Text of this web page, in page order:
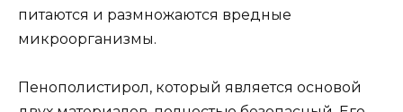
питаются и размножаются вредные
микроорганизмы.
Пенополистирол, который является основой